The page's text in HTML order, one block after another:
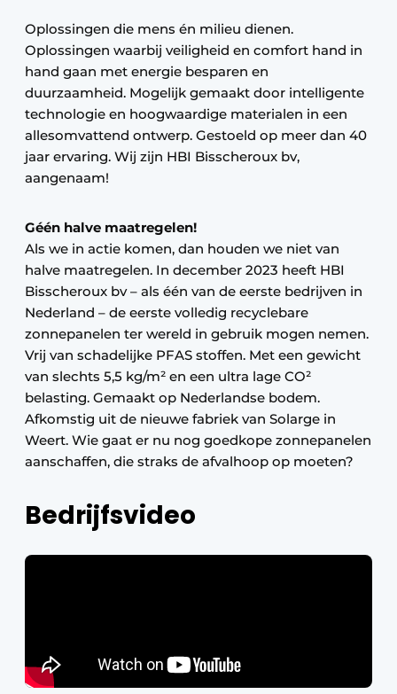
Oplossingen die mens én milieu dienen.
Oplossingen waarbij veiligheid en comfort hand in
hand gaan met energie besparen en
duurzaamheid. Mogelijk gemaakt door intelligente
technologie en hoogwaardige materialen in een
allesomvattend ontwerp. Gestoeld op meer dan 40
jaar ervaring. Wij zijn HBI Bisscheroux bv,
aangenaam!
Géén halve maatregelen!
Als we in actie komen, dan houden we niet van
halve maatregelen. In december 2023 heeft HBI
Bisscheroux bv – als één van de eerste bedrijven in
Nederland – de eerste volledig recyclebare
zonnepanelen ter wereld in gebruik mogen nemen.
Vrij van schadelijke PFAS stoffen. Met een gewicht
van slechts 5,5 kg/m² en een ultra lage CO²
belasting. Gemaakt op Nederlandse bodem.
Afkomstig uit de nieuwe fabriek van Solarge in
Weert. Wie gaat er nu nog goedkope zonnepanelen
aanschaffen, die straks de afvalhoop op moeten?
Bedrijfsvideo